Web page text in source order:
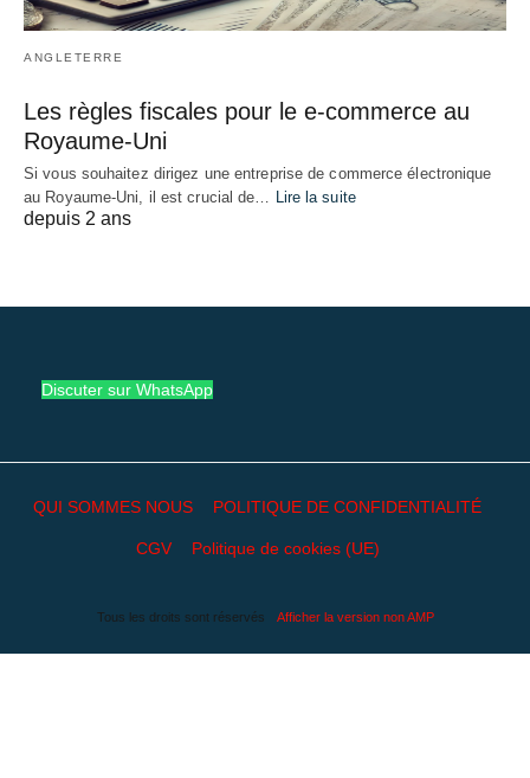
ANGLETERRE
Les règles fiscales pour le e-commerce au
Royaume-Uni
Si vous souhaitez dirigez une entreprise de commerce électronique
au Royaume-Uni, il est crucial de…
Lire la suite
depuis 2 ans
Discuter sur WhatsApp
QUI SOMMES NOUS POLITIQUE DE CONFIDENTIALITÉ
CGV Politique de cookies (UE)
Tous les droits sont réservés Afficher la version non AMP